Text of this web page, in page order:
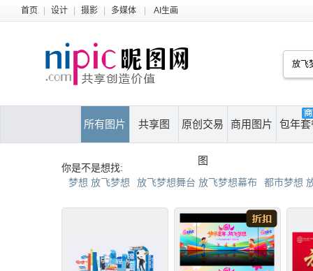
首页 设计 摄影 多媒体 AI生画
所有图片 共享图 原创交易
图
商用图片 包年套
你是不是想找:
梦想 放飞梦想 放飞梦想舞台 放飞梦想幕布 都市梦想